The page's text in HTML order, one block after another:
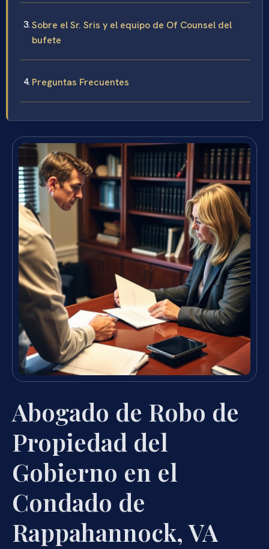
Sobre el Sr. Sris y el equipo de Of Counsel del
bufete
Preguntas Frecuentes
Abogado de Robo de
Propiedad del
Gobierno en el
Condado de
Rappahannock, VA